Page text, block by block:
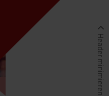
Header minimieren